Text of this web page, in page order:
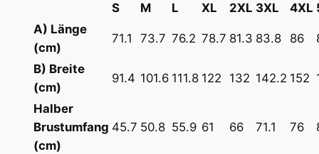
e
n
s
e
x
S M L XL 2XL 3XL 4XL
A) Länge
(cm)
71.1 73.7 76.2 78.7 81.3 83.8 86
B) Breite
(cm)
91.4 101.6 111.8 122 132 142.2 152
Halber
Brustumfang
(cm)
45.7 50.8 55.9 61 66 71.1 76